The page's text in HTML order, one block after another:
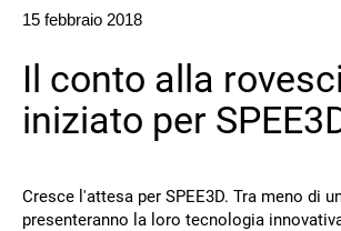
15 febbraio 2018
Il conto alla
iniziato per
Cresce l'attesa per SPEE3D. Tra meno di
presenteranno la loro tecnologia